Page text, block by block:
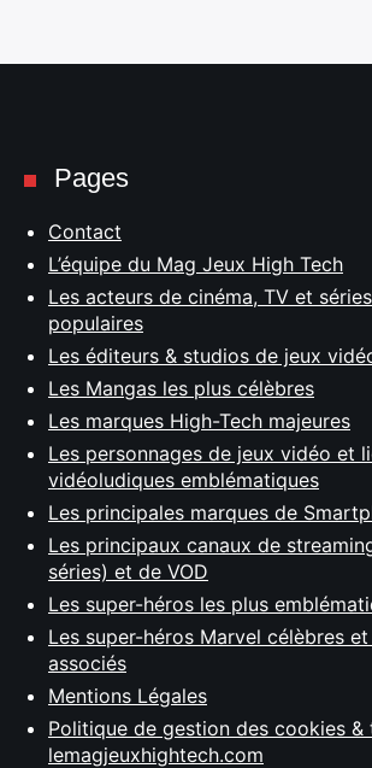
Pages
Contact
L’équipe du Mag Jeux High Tech
Les acteurs de cinéma, TV et
populaires
Les éditeurs & studios de jeux
Les Mangas les plus célèbres
Les marques High-Tech majeures
Les personnages de jeux vidéo et
vidéoludiques emblématiques
Les principales marques de
Les principaux canaux de
séries) et de VOD
Les super-héros les plus
Les super-héros Marvel célèbres
associés
Mentions Légales
Politique de gestion des cookies &
lemagjeuxhightech.com